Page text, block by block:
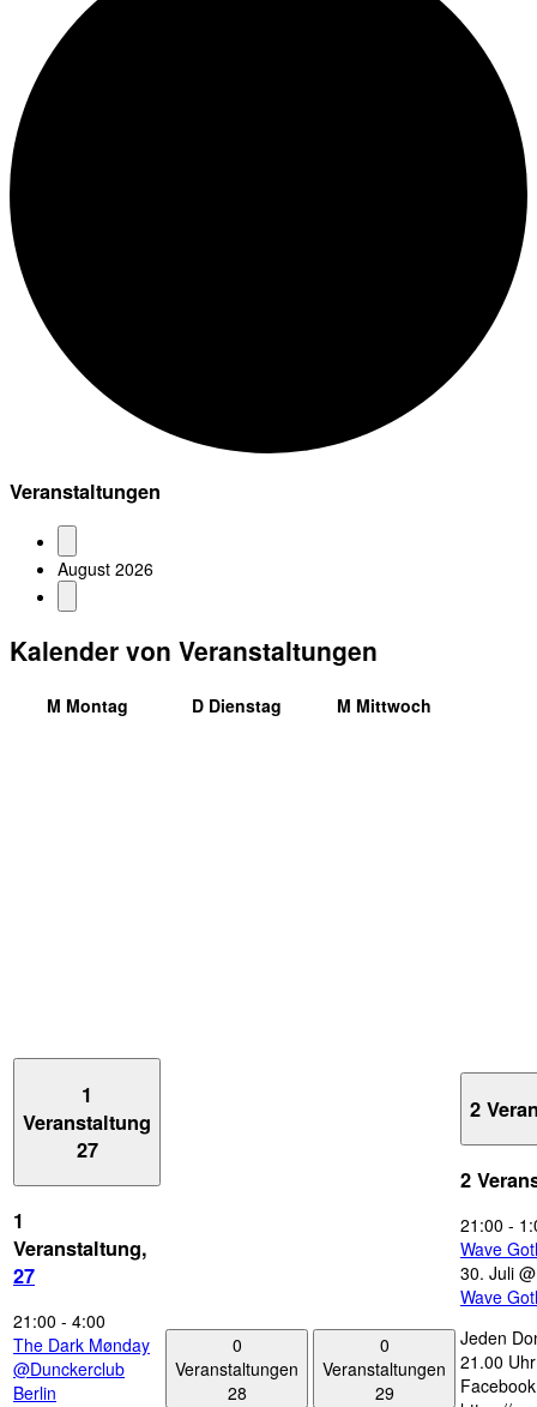
Veranstaltungen
August 2026
Kalender von Veranstaltungen
M Montag D Dienstag M Mittwoch
1
Veranstaltung
27
1
Veranstaltung,
27
21:00 - 4:00
The Dark Mønday
@Dunckerclub
Berlin
0
Veranstaltungen
28
0
Veranstaltungen
29
2
2
21:00 -
Wave
30. Juli
Wave
Jeden
21.00